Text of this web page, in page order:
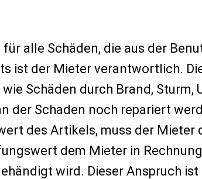
alle Schäden, die aus der
ist der Mieter verantwortlich.
Schäden durch Brand, Sturm,
der Schaden noch repariert
des Artikels, muss der Mieter
dem Mieter in
wird. Dieser Anspruch